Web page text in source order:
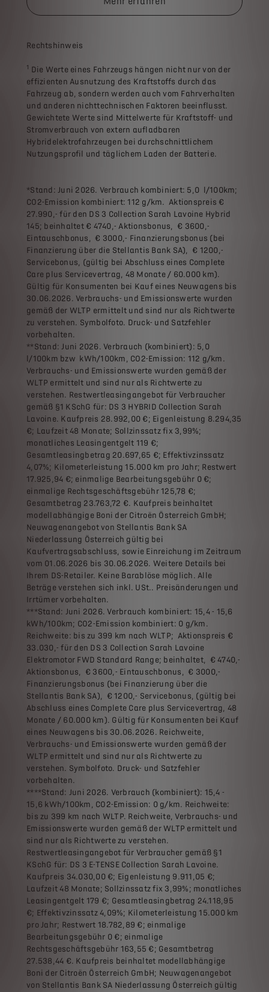
Rechtshinweis
1 Die Werte eines Fahrzeugs hängen nicht nur von der
effizienten Ausnutzung des Kraftstoffs durch das
Fahrzeug ab, sondern werden auch vom Fahrverhalten
und anderen nichttechnischen Faktoren beeinflusst.
Gewichtete Werte sind Mittelwerte für Kraftstoff- und
Stromverbrauch von extern aufladbaren
Hybridelektrofahrzeugen bei durchschnittlichem
Nutzungsprofil und täglichem Laden der Batterie.
*Stand: Juni 2026. Verbrauch kombiniert: 5,0 l/100km;
CO2-Emission kombiniert: 112 g/km. Aktionspreis €
27.990,- für den DS 3 Collection Sarah Lavoine Hybrid
145; beinhaltet € 4740,- Aktionsbonus, € 3600,-
Eintauschbonus, € 3000,- Finanzierungsbonus (bei
Finanzierung über die Stellantis Bank SA), € 1200,-
Servicebonus, (gültig bei Abschluss eines Complete
Care plus Servicevertrag, 48 Monate / 60.000 km).
Gültig für Konsumenten bei Kauf eines Neuwagens bis
30.06.2026. Verbrauchs- und Emissionswerte wurden
gemäß der WLTP ermittelt und sind nur als Richtwerte
zu verstehen. Symbolfoto. Druck- und Satzfehler
vorbehalten.
**Stand: Juni 2026. Verbrauch (kombiniert): 5,0
l/100km bzw kWh/100km, CO2-Emission: 112 g/km.
Verbrauchs- und Emissionswerte wurden gemäß der
WLTP ermittelt und sind nur als Richtwerte zu
verstehen. Restwertleasingangebot für Verbraucher
gemäß §1 KSchG für: DS 3 HYBRID Collection Sarah
Lavoine. Kaufpreis 28.992,00 €; Eigenleistung 8.294,35
€; Laufzeit 48 Monate; Sollzinssatz fix 3,99%;
monatliches Leasingentgelt 119 €;
Gesamtleasingbetrag 20.697,65 €; Effektivzinssatz
4,07%; Kilometerleistung 15.000 km pro Jahr; Restwert
17.925,94 €; einmalige Bearbeitungsgebühr 0 €;
einmalige Rechtsgeschäftsgebühr 125,78 €;
Gesamtbetrag 23.763,72 €. Kaufpreis beinhaltet
modellabhängige Boni der Citroën Österreich GmbH;
Neuwagenangebot von Stellantis Bank SA
Niederlassung Österreich gültig bei
Kaufvertragsabschluss, sowie Einreichung im Zeitraum
vom 01.06.2026 bis 30.06.2026. Weitere Details bei
Ihrem DS-Retailer. Keine Barablöse möglich. Alle
Beträge verstehen sich inkl. USt.. Preisänderungen und
Irrtümer vorbehalten.
***Stand: Juni 2026. Verbrauch kombiniert: 15,4 - 15,6
kWh/100km; CO2-Emission kombiniert: 0 g/km.
Reichweite: bis zu 399 km nach WLTP; Aktionspreis €
33.030,- für den DS 3 Collection Sarah Lavoine
Elektromotor FWD Standard Range; beinhaltet, € 4740,-
Aktionsbonus, € 3600,- Eintauschbonus, € 3000,-
Finanzierungsbonus (bei Finanzierung über die
Stellantis Bank SA), € 1200,- Servicebonus, (gültig bei
Abschluss eines Complete Care plus Servicevertrag, 48
Monate / 60.000 km). Gültig für Konsumenten bei Kauf
eines Neuwagens bis 30.06.2026. Reichweite,
Verbrauchs- und Emissionswerte wurden gemäß der
WLTP ermittelt und sind nur als Richtwerte zu
verstehen. Symbolfoto. Druck- und Satzfehler
vorbehalten.
****Stand: Juni 2026. Verbrauch (kombiniert): 15,4 -
15,6 kWh/100km, CO2-Emission: 0 g/km. Reichweite:
bis zu 399 km nach WLTP. Reichweite, Verbrauchs- und
Emissionswerte wurden gemäß der WLTP ermittelt und
sind nur als Richtwerte zu verstehen.
Restwertleasingangebot für Verbraucher gemäß §1
KSchG für: DS 3 E-TENSE Collection Sarah Lavoine.
Kaufpreis 34.030,00 €; Eigenleistung 9.911,05 €;
Laufzeit 48 Monate; Sollzinssatz fix 3,99%; monatliches
Leasingentgelt 179 €; Gesamtleasingbetrag 24.118,95
€; Effektivzinssatz 4,09%; Kilometerleistung 15.000 km
pro Jahr; Restwert 18.782,89 €; einmalige
Bearbeitungsgebühr 0 €; einmalige
Rechtsgeschäftsgebühr 163,55 €; Gesamtbetrag
27.538,44 €. Kaufpreis beinhaltet modellabhängige
Boni der Citroën Österreich GmbH; Neuwagenangebot
von Stellantis Bank SA Niederlassung Österreich gültig